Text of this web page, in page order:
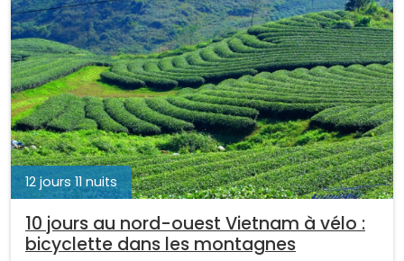
12 jours 11 nuits
10 jours au nord-ouest Vietnam à vélo :
bicyclette dans les montagnes